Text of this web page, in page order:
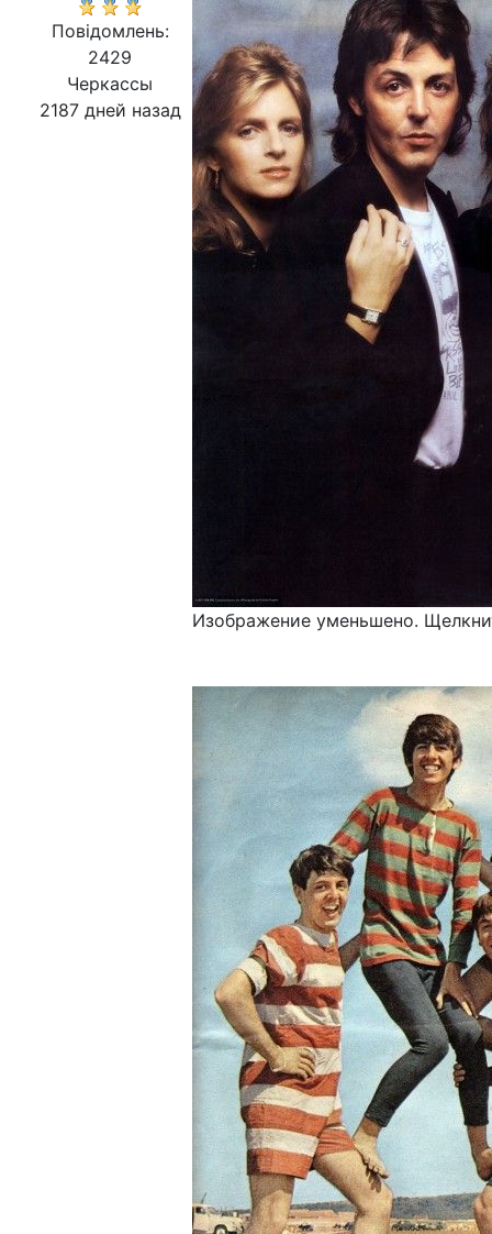
Повідомлень:
2429
Черкассы
2187 дней назад
Изображение уменьшено.